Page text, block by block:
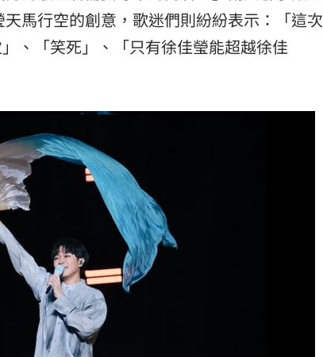
馬行空的創意，歌迷們則紛紛表示：「這次
、「笑死」、「只有徐佳瑩能超越徐佳